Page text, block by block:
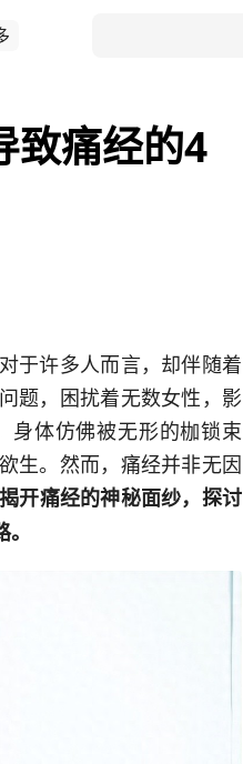
致痛经的4
于许多人而言，却伴随着
题，困扰着无数女性，影
身体仿佛被无形的枷锁束
生。然而，痛经并非无因
开痛经的神秘面纱，探讨